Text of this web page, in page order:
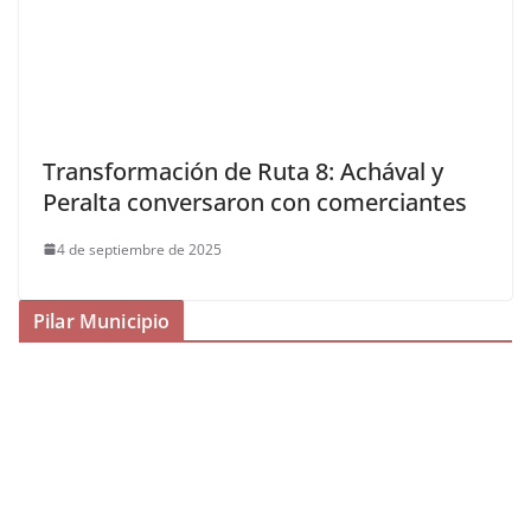
Transformación de Ruta 8: Achával y
Peralta conversaron con comerciantes
4 de septiembre de 2025
Pilar Municipio